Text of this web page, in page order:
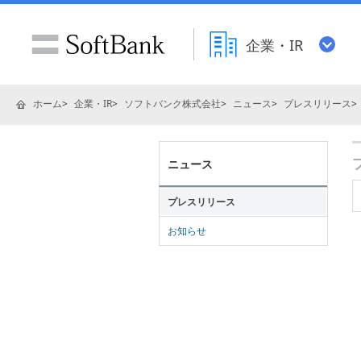
企業・IR
ホーム 企業・IR ソフトバンク株式会社 ニュース プレスリリース
ニュース
プレスリリース
お知らせ